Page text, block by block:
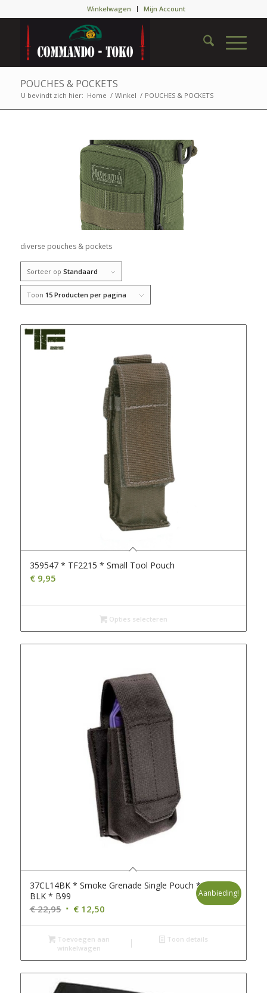
Winkelwagen Mijn Account
POUCHES & POCKETS
U bevindt zich hier: Home / Winkel / POUCHES & POCKETS
diverse pouches & pockets
Sorteer op Standaard
Toon 15 Producten per pagina
359547 * TF2215 * Small Tool Pouch
€9,95
Opties selecteren
37CL14BK * Smoke Grenade Single Pouch *
BLK * B99
€22,95 Oorspronkelijke
prijs
was:
€ 22,95.
€12,50Huidige
prijs
is:
€ 12,50.
Aanbieding!
Toevoegen aan
winkelwagen
Toon details